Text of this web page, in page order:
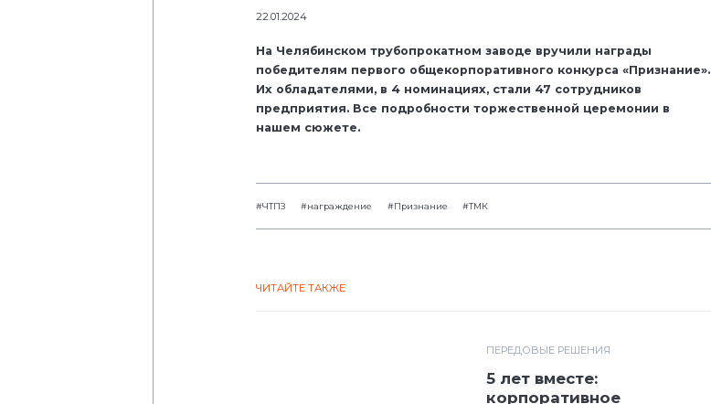
22.01.2024
На Челябинском трубопрокатном заводе вручили награды
победителям первого общекорпоративного конкурса «Признание».
Их обладателями, в 4 номинациях, стали 47 сотрудников
предприятия. Все подробности торжественной церемонии в
нашем сюжете.
#ЧТПЗ #награждение #Признание #ТМК
ЧИТАЙТЕ ТАКЖЕ
ПЕРЕДОВЫЕ РЕШЕНИЯ
5 лет вместе:
корпоративное